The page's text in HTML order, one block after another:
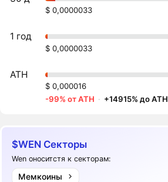
$ 0,0000033
1 год
$ 0,0000033
ATH
$ 0,000016
-99% от ATH · +14915% до ATH
$WEN Секторы
Wen оноситстя к секторам:
Мемкоины